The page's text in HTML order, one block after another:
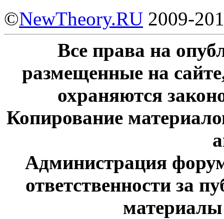
©NewTheory.RU 2009-
Все права на
размещенные на
охраняются
Копирование
Администрация
ответственности за